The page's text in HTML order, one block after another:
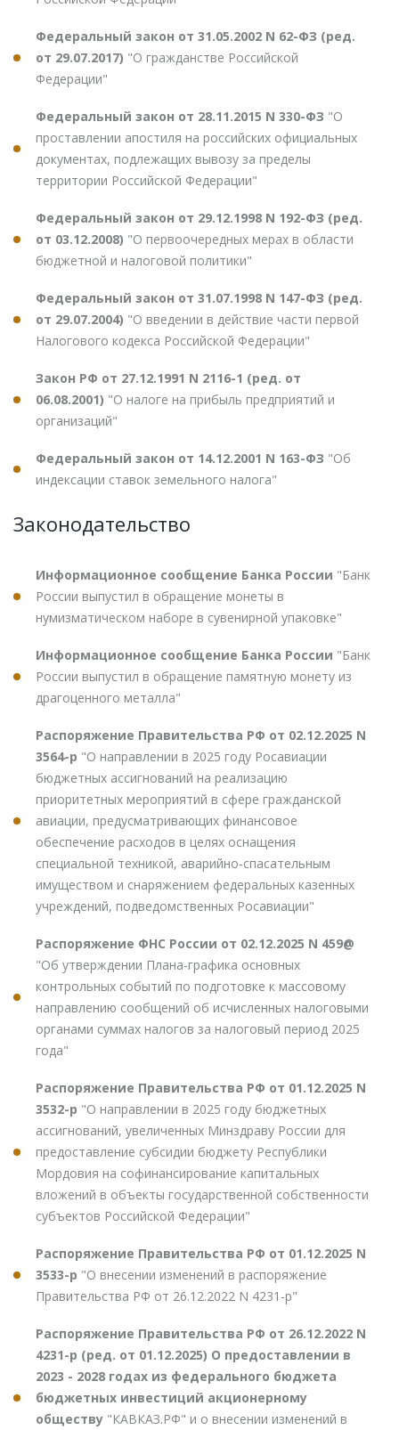
Федеральный закон от 31.05.2002 N 62-ФЗ (ред.
от 29.07.2017) "О гражданстве Российской
Федерации"
Федеральный закон от 28.11.2015 N 330-ФЗ "О
проставлении апостиля на российских официальных
документах, подлежащих вывозу за пределы
территории Российской Федерации"
Федеральный закон от 29.12.1998 N 192-ФЗ (ред.
от 03.12.2008) "О первоочередных мерах в области
бюджетной и налоговой политики"
Федеральный закон от 31.07.1998 N 147-ФЗ (ред.
от 29.07.2004) "О введении в действие части первой
Налогового кодекса Российской Федерации"
Закон РФ от 27.12.1991 N 2116-1 (ред. от
06.08.2001) "О налоге на прибыль предприятий и
организаций"
Федеральный закон от 14.12.2001 N 163-ФЗ "Об
индексации ставок земельного налога"
Законодательство
Информационное сообщение Банка России "Банк
России выпустил в обращение монеты в
нумизматическом наборе в сувенирной упаковке"
Информационное сообщение Банка России "Банк
России выпустил в обращение памятную монету из
драгоценного металла"
Распоряжение Правительства РФ от 02.12.2025 N
3564-р "О направлении в 2025 году Росавиации
бюджетных ассигнований на реализацию
приоритетных мероприятий в сфере гражданской
авиации, предусматривающих финансовое
обеспечение расходов в целях оснащения
специальной техникой, аварийно-спасательным
имуществом и снаряжением федеральных казенных
учреждений, подведомственных Росавиации"
Распоряжение ФНС России от 02.12.2025 N 459@
"Об утверждении Плана-графика основных
контрольных событий по подготовке к массовому
направлению сообщений об исчисленных налоговыми
органами суммах налогов за налоговый период 2025
года"
Распоряжение Правительства РФ от 01.12.2025 N
3532-р "О направлении в 2025 году бюджетных
ассигнований, увеличенных Минздраву России для
предоставление субсидии бюджету Республики
Мордовия на софинансирование капитальных
вложений в объекты государственной собственности
субъектов Российской Федерации"
Распоряжение Правительства РФ от 01.12.2025 N
3533-р "О внесении изменений в распоряжение
Правительства РФ от 26.12.2022 N 4231-р"
Распоряжение Правительства РФ от 26.12.2022 N
4231-р (ред. от 01.12.2025) О предоставлении в
2023 - 2028 годах из федерального бюджета
бюджетных инвестиций акционерному
обществу "КАВКАЗ.РФ" и о внесении изменений в